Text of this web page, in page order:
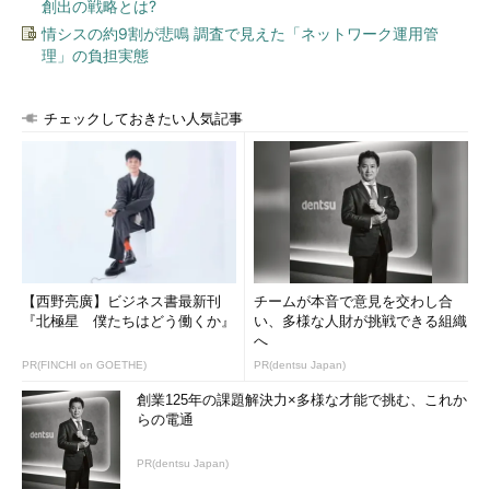
創出の戦略とは?
情シスの約9割が悲鳴 調査で見えた「ネットワーク運用管
理」の負担実態
チェックしておきたい人気記事
【西野亮廣】ビジネス書最新刊
『北極星 僕たちはどう働くか』
PR(FINCHI on GOETHE)
チームが本音で意見を交わし合
い、多様な人財が挑戦できる組織
へ
PR(dentsu Japan)
創業125年の課題解決力×多様な才能で挑む、これか
らの電通
PR(dentsu Japan)